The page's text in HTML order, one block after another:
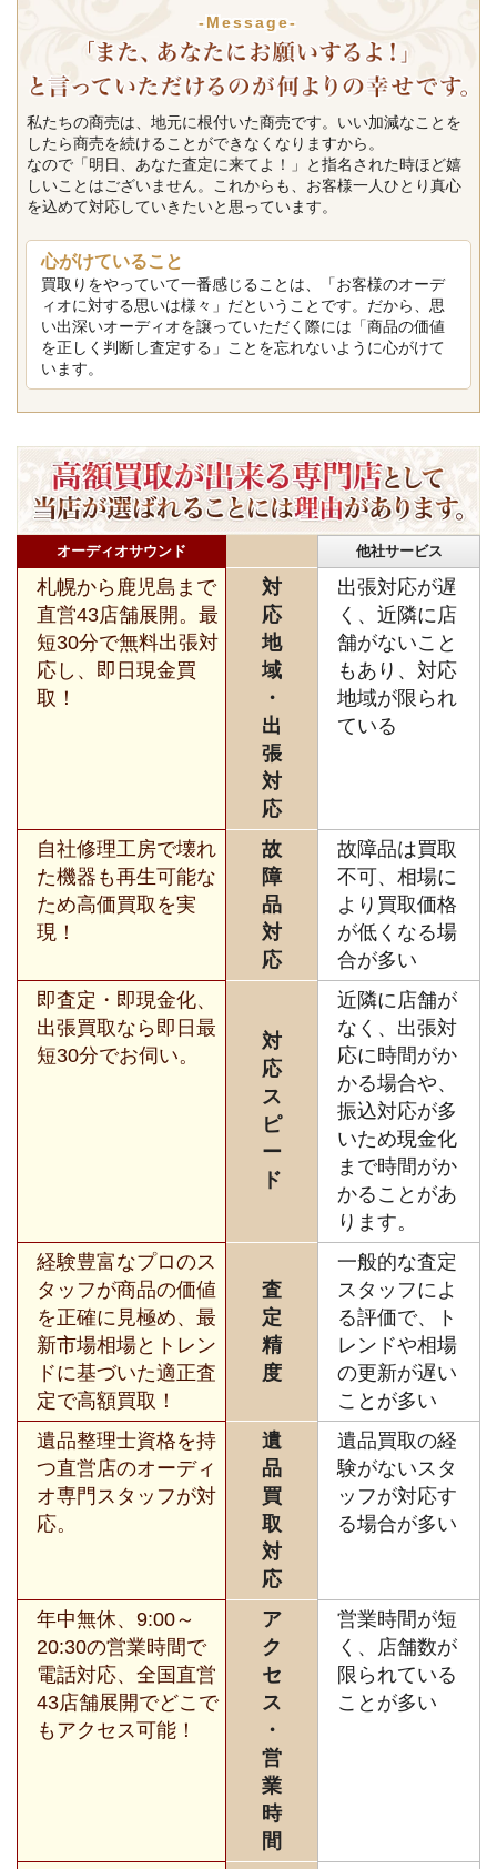
-Message-
私たちの商売は、地元に根付いた商売です。いい加減なことを
したら商売を続けることができなくなりますから。
なので「明日、あなた査定に来てよ！」と指名された時ほど嬉
しいことはございません。これからも、お客様一人ひとり真心
を込めて対応していきたいと思っています。
心がけていること
買取りをやっていて一番感じることは、「お客様のオーデ
ィオに対する思いは様々」だということです。だから、思
い出深いオーディオを譲っていただく際には「商品の価値
を正しく判断し査定する」ことを忘れないように心がけて
います。
オーディオサウンド 他社サービス
札幌から鹿児島まで
直営43店舗展開。最
短30分で無料出張対
応し、即日現金買
取！
対
応
地
域
・
出
張
対
応
出張対応が遅
く、近隣に店
舗がないこと
もあり、対応
地域が限られ
ている
自社修理工房で壊れ
た機器も再生可能な
ため高価買取を実
現！
故
障
品
対
応
故障品は買取
不可、相場に
より買取価格
が低くなる場
合が多い
即査定・即現金化、
出張買取なら即日最
短30分でお伺い。
対
応
ス
ピ
ー
ド
近隣に店舗が
なく、出張対
応に時間がか
かる場合や、
振込対応が多
いため現金化
まで時間がか
かることがあ
ります。
経験豊富なプロのス
タッフが商品の価値
を正確に見極め、最
新市場相場とトレン
ドに基づいた適正査
定で高額買取！
査
定
精
度
一般的な査定
スタッフによ
る評価で、ト
レンドや相場
の更新が遅い
ことが多い
遺品整理士資格を持
つ直営店のオーディ
オ専門スタッフが対
応。
遺
品
買
取
対
応
遺品買取の経
験がないスタ
ッフが対応す
る場合が多い
年中無休、9:00～
20:30の営業時間で
電話対応、全国直営
43店舗展開でどこで
もアクセス可能！
ア
ク
セ
ス
・
営
業
時
間
営業時間が短
く、店舗数が
限られている
ことが多い